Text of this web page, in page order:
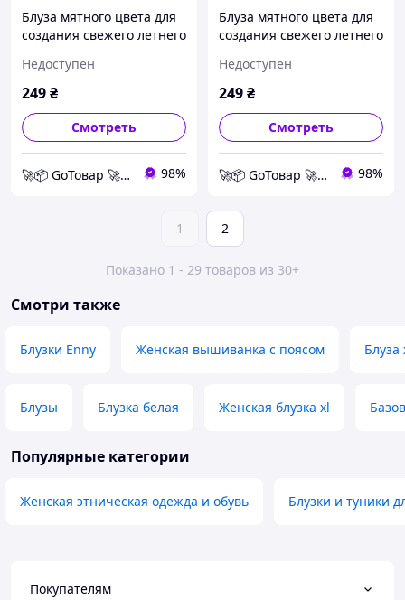
Блуза мятного цвета для
создания свежего летнего
женская одежда,
размеры S, M, L, XL M,
Недоступен
249₴
Смотреть
🚀📦 GoТовар 🚀📦 сеть интернет магазинов 98%
Блуза мятного цвета для
создания свежего летнего
женская одежда,
размеры S, M, L, XL S,
Недоступен
249₴
Смотреть
🚀📦 GoТовар 🚀📦 сеть интернет магазинов 98%
1 2
Показано 1 - 29 товаров из 30+
Смотри также
Блузки Enny Женская вышиванка с поясом Блуза
Блузы Блузка белая Женская блузка xl
Популярные категории
Женская этническая одежда и обувь Блузки и туники
Покупателям